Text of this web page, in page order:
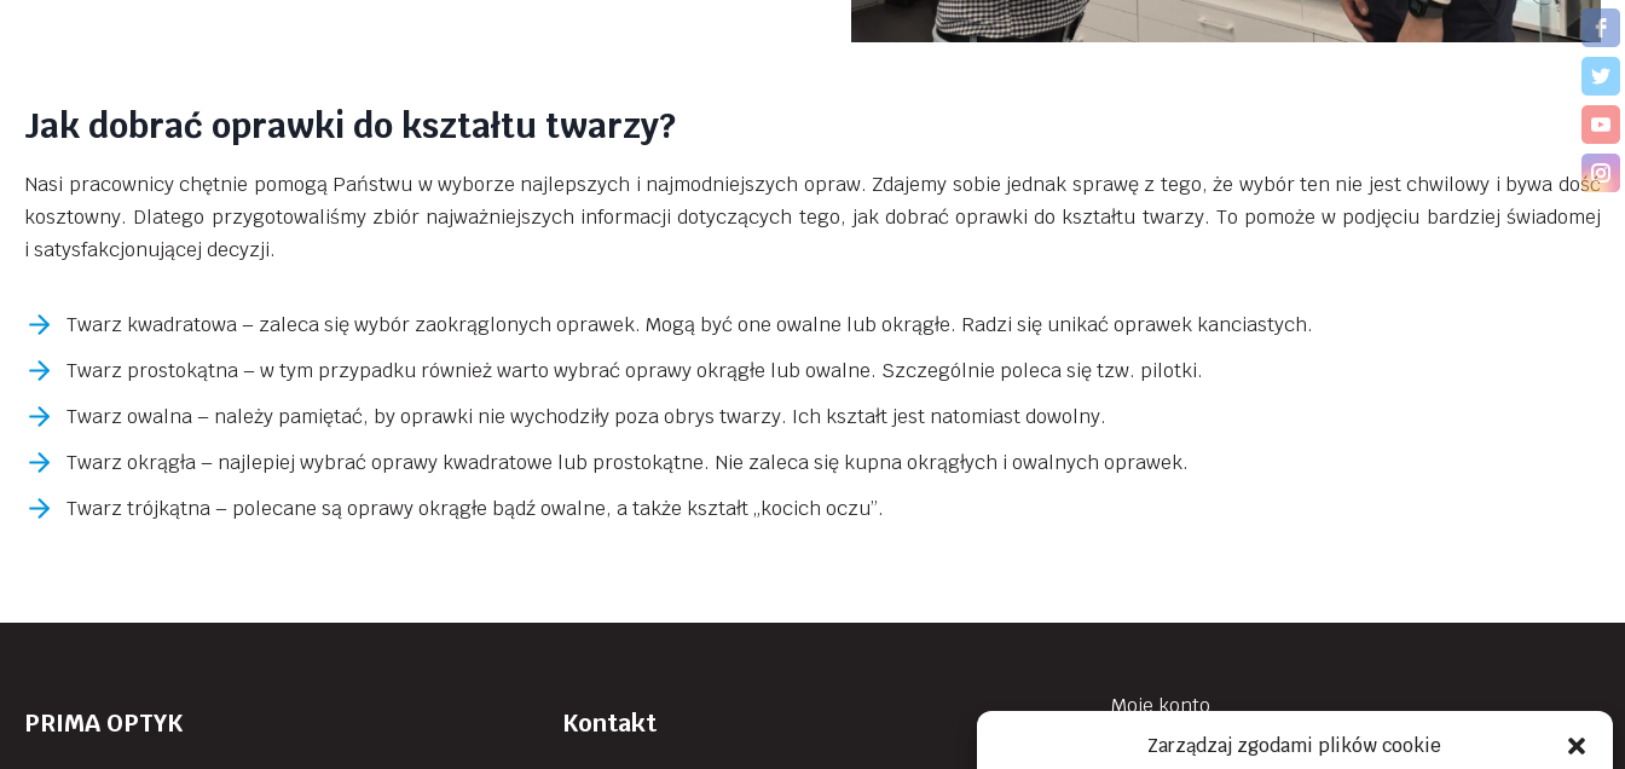
Zarządzaj zgodami plików cookie
Jak dobrać oprawki do kształtu twarzy?
Nasi pracownicy chętnie pomogą Państwu w wyborze najlepszych i najmodniejszych opraw. Zdajemy sobie jednak sprawę z tego, że wybór ten nie jest chwilowy i bywa dość
kosztowny. Dlatego przygotowaliśmy zbiór najważniejszych informacji dotyczących tego, jak dobrać oprawki do kształtu twarzy. To pomoże w podjęciu bardziej świadomej
i satysfakcjonującej decyzji.
Twarz kwadratowa – zaleca się wybór zaokrąglonych oprawek. Mogą być one owalne lub okrągłe. Radzi się unikać oprawek kanciastych.
Twarz prostokątna – w tym przypadku również warto wybrać oprawy okrągłe lub owalne. Szczególnie poleca się tzw. pilotki.
Twarz owalna – należy pamiętać, by oprawki nie wychodziły poza obrys twarzy. Ich kształt jest natomiast dowolny.
Twarz okrągła – najlepiej wybrać oprawy kwadratowe lub prostokątne. Nie zaleca się kupna okrągłych i owalnych oprawek.
Twarz trójkątna – polecane są oprawy okrągłe bądź owalne, a także kształt „kocich oczu”.
PRIMA OPTYK Kontakt
Moje konto
Obowiązek Informacyjny